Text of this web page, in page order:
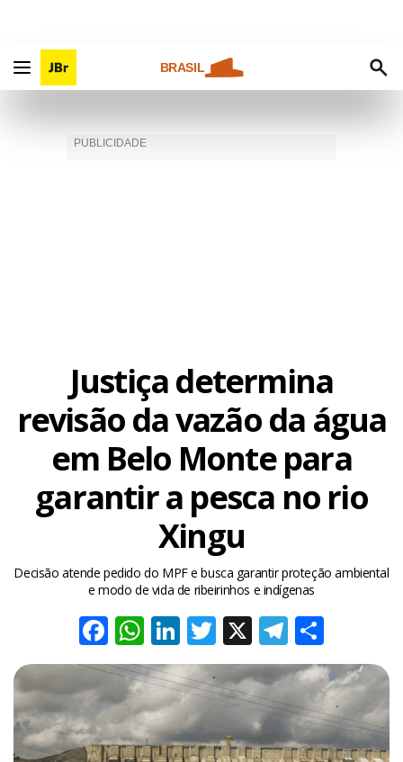
BRASIL
Justiça determina
revisão da vazão da água
em Belo Monte para
garantir a pesca no rio
Xingu
Decisão atende pedido do MPF e busca garantir proteção ambiental
e modo de vida de ribeirinhos e indígenas
Facebook
WhatsApp
LinkedIn
Twitter
X